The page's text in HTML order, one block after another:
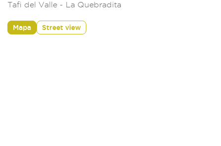
Tafi del Valle - La Quebradita
Mapa Street view